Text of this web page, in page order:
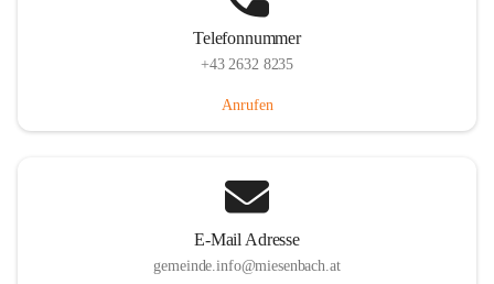
Telefonnummer
+43 2632 8235
Anrufen
E-Mail Adresse
gemeinde.info@miesenbach.at